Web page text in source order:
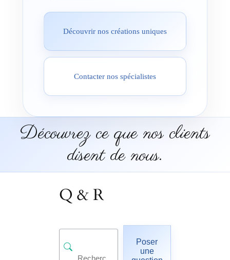
Découvrir nos créations uniques
Contacter nos spécialistes
Découvrez ce que nos clients
disent de nous.
Q & R
Poser
une